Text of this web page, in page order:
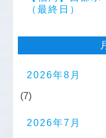
（最終日）
2026年8月
(7)
2026年7月